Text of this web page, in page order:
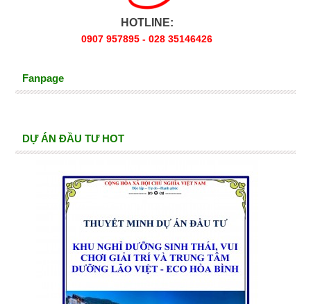
HOTLINE:
0907 957895 - 028 35146426
Fanpage
DỰ ÁN ĐẦU TƯ HOT